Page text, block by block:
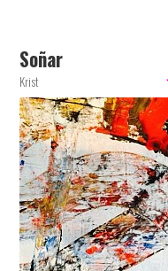
Krist
Soñar